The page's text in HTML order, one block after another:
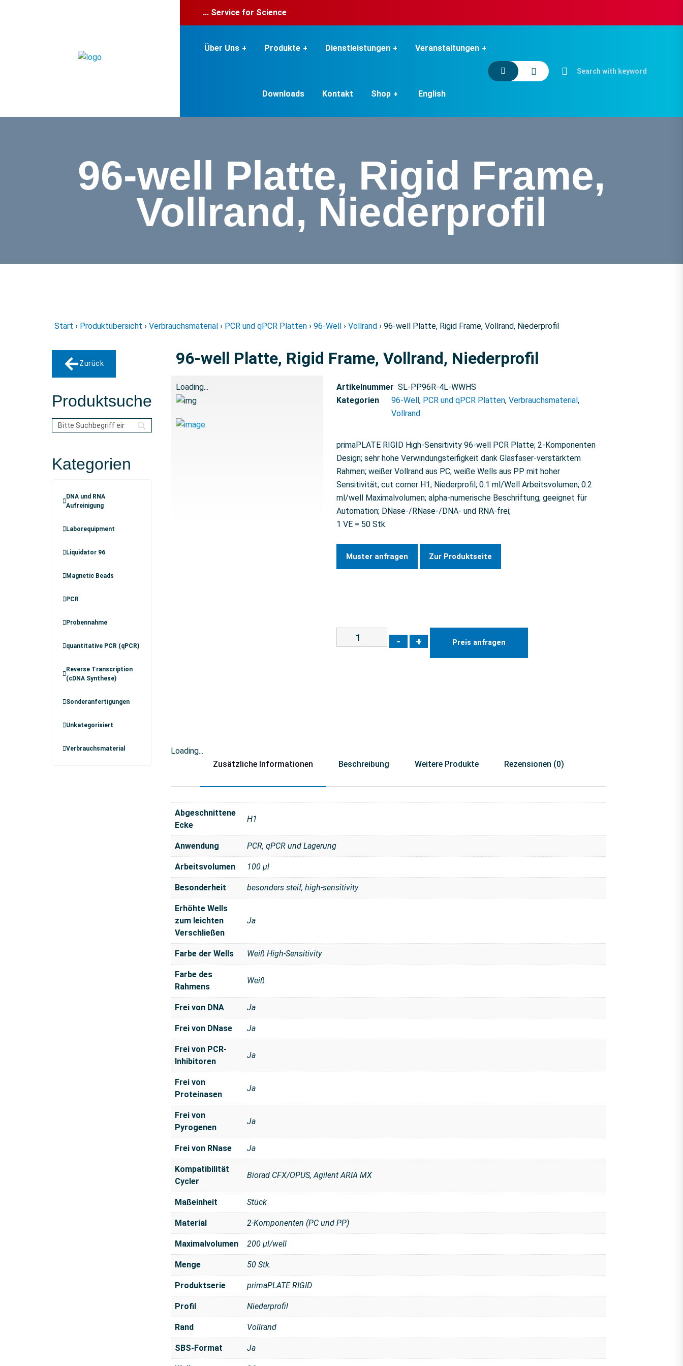
... Service for Science
Über Uns Produkte Dienstleistungen Veranstaltungen
Downloads Kontakt Shop English
96-well Platte, Rigid Frame,
Vollrand, Niederprofil
Start › Produktübersicht › Verbrauchsmaterial › PCR und qPCR Platten › 96-Well › Vollrand › 96-well Platte, Rigid Frame, Vollrand, Niederprofil
Zurück
Produktsuche
Kategorien
DNA und RNA
Aufreinigung
Laborequipment
Liquidator 96
Magnetic Beads
PCR
Probennahme
quantitative PCR (qPCR)
Reverse Transcription
(cDNA Synthese)
Sonderanfertigungen
Unkategorisiert
Verbrauchsmaterial
96-well Platte, Rigid Frame, Vollrand, Niederprofil
Loading... Artikelnummer SL-PP96R-4L-WWHS
Kategorien
96-Well, PCR und qPCR Platten, Verbrauchsmaterial,
Vollrand
primaPLATE RIGID High-Sensitivity 96-well PCR Platte; 2-Komponenten
Design; sehr hohe Verwindungsteifigkeit dank Glasfaser-verstärktem
Rahmen; weißer Vollrand aus PC; weiße Wells aus PP mit hoher
Sensitivität; cut corner H1; Niederprofil; 0.1 ml/Well Arbeitsvolumen; 0.2
ml/well Maximalvolumen; alpha-numerische Beschriftung; geeignet für
Automation; DNase-/RNase-/DNA- und RNA-frei;
1 VE = 50 Stk.
Muster anfragen Zur Produktseite
- + Preis anfragen
Loading...
Zusätzliche Informationen
Beschreibung Weitere Produkte Rezensionen (0)
Abgeschnittene
Ecke
H1
Anwendung PCR, qPCR und Lagerung
Arbeitsvolumen 100 μl
Besonderheit besonders steif, high-sensitivity
Erhöhte Wells
zum leichten
Verschließen
Ja
Farbe der Wells Weiß High-Sensitivity
Farbe des
Rahmens
Weiß
Frei von DNA Ja
Frei von DNase Ja
Frei von PCR-
Inhibitoren
Ja
Frei von
Proteinasen
Ja
Frei von
Pyrogenen
Ja
Frei von RNase Ja
Kompatibilität
Cycler
Biorad CFX/OPUS, Agilent ARIA MX
Maßeinheit Stück
Material 2-Komponenten (PC und PP)
Maximalvolumen 200 µl/well
Menge 50 Stk.
Produktserie primaPLATE RIGID
Profil Niederprofil
Rand Vollrand
SBS-Format Ja